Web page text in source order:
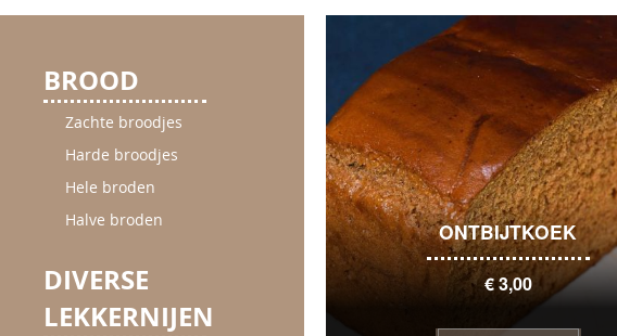
ONTBIJTKOEK
€ 3,00
BROOD
Zachte broodjes
Harde broodjes
Hele broden
Halve broden
DIVERSE
LEKKERNIJEN